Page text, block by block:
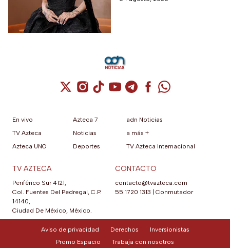
Cuenta de X / Twitter (se abre en una
Cuenta de Instagram (se abre en una
Cuenta de TikTok (se abre en
Cuenta de YouTube (se abre
Cuenta de Telegram (se
Cuenta de
Cuenta de
En vivo
TV Azteca
Azteca UNO
Azteca 7
Noticias
Deportes
adn Noticias
a más +
TV Azteca Internacional
TV AZTECA
Periférico Sur 4121,
Col. Fuentes Del Pedregal, C.P.
14140,
Ciudad De México, México.
CONTACTO
contacto@tvazteca.com
55 1720 1313
Conmutador
Aviso de privacidad Derechos
Inversionistas
Promo Espacio
Trabaja con nosotros